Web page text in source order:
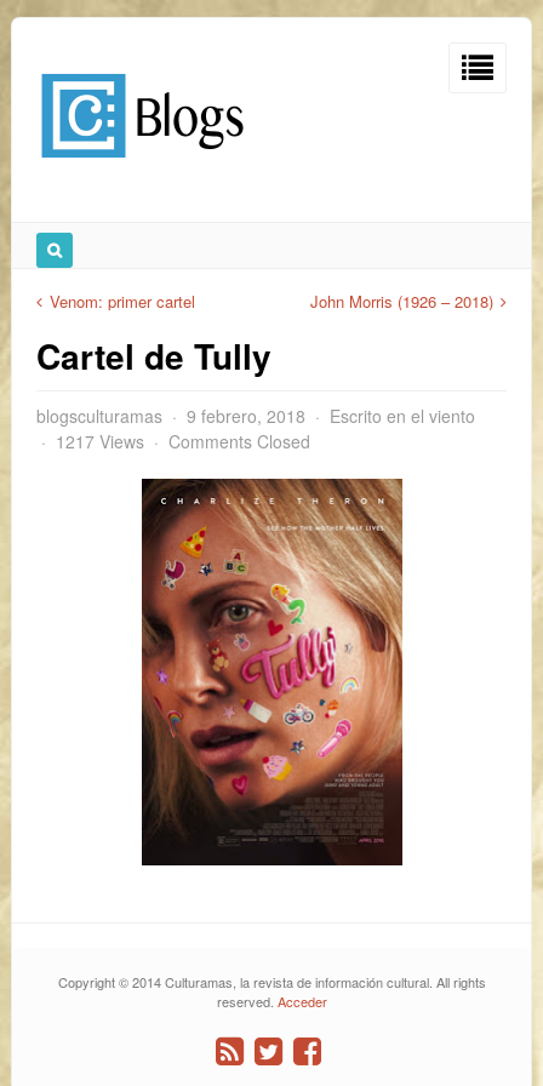
Venom: primer cartel John Morris (1926 – 2018)
Cartel de Tully
blogsculturamas 9 febrero, 2018
Escrito en el viento
1217 Views
Comments Closed
Copyright © 2014 Culturamas, la revista de información cultural. All rights
reserved. Acceder